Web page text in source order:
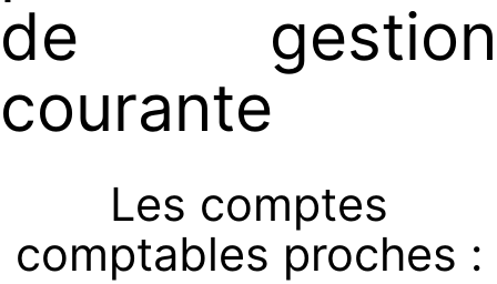
de gestion
courante
Les comptes
comptables proches :